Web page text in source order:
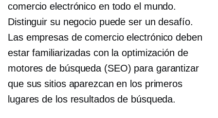
comercio electrónico en todo el mundo.
Distinguir su negocio puede ser un desafío.
Las empresas de comercio electrónico deben
estar familiarizadas con la optimización de
motores de búsqueda (SEO) para garantizar
que sus sitios aparezcan en los primeros
lugares de los resultados de búsqueda.